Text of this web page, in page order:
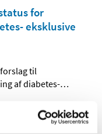
for
eksklusive
til
af diabetes-…